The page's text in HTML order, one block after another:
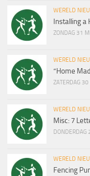
WERELD
Installing a
ZONDAG 31
WERELD
“Home
ZATERDAG
WERELD
Misc: 7
WERELD
Fencing